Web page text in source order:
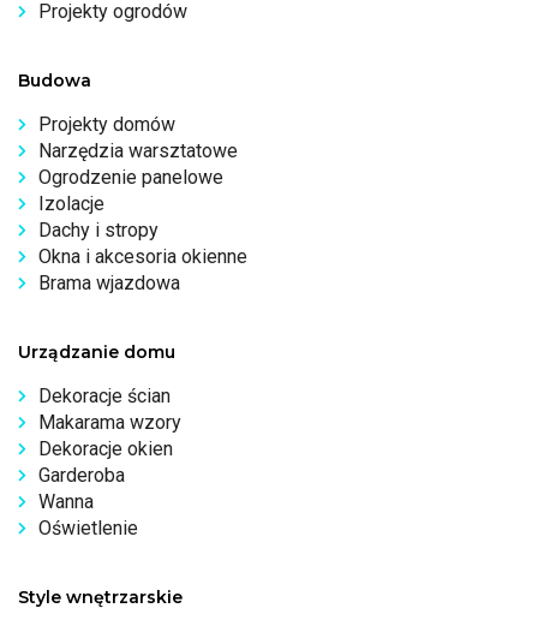
Projekty ogrodów
Budowa
Projekty domów
Narzędzia warsztatowe
Ogrodzenie panelowe
Izolacje
Dachy i stropy
Okna i akcesoria okienne
Brama wjazdowa
Urządzanie domu
Dekoracje ścian
Makarama wzory
Dekoracje okien
Garderoba
Wanna
Oświetlenie
Style wnętrzarskie